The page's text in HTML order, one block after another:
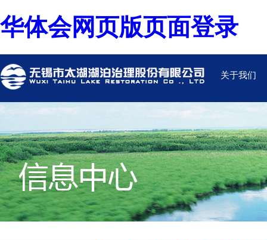
华体会网页版页面登录
关于我们